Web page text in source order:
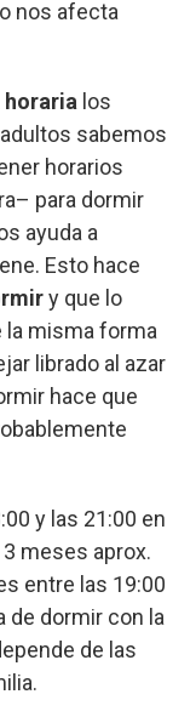
nos afecta
los
sabemos
horarios
para dormir
ayuda a
Esto hace
y que lo
la misma forma
librado al azar
hace que
y las 21:00 en
meses aprox.
entre las 19:00
de dormir con la
de las